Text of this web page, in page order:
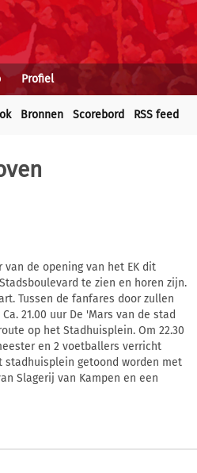
Profiel
Bronnen Scorebord RSS feed
de opening van het EK dit
te zien en horen zijn.
Tussen de fanfares door zullen
21.00 uur De 'Mars van de stad
op het Stadhuisplein. Om 22.30
en 2 voetballers verricht
stadhuisplein getoond worden met
Slagerij van Kampen en een